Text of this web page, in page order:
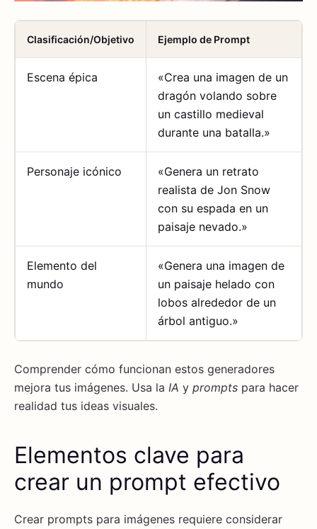
Clasificación/Objetivo Ejemplo de Prompt
Escena épica
«Crea una imagen de un
dragón volando sobre
un castillo medieval
durante una batalla.»
Personaje icónico
«Genera un retrato
realista de Jon Snow
con su espada en un
paisaje nevado.»
Elemento del
mundo
«Genera una imagen de
un paisaje helado con
lobos alrededor de un
árbol antiguo.»
Comprender cómo funcionan estos generadores
mejora tus imágenes. Usa la IA y prompts para hacer
realidad tus ideas visuales.
Elementos clave para
crear un prompt efectivo
Crear prompts para imágenes requiere considerar